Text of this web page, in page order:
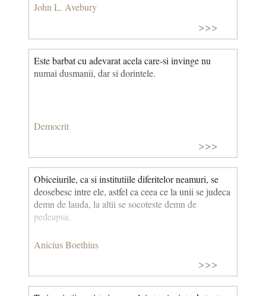
John L. Avebury
>>>
Este barbat cu adevarat acela care-si invinge nu
numai dusmanii, dar si dorintele.
Democrit
>>>
Obiceiurile, ca si institutiile diferitelor neamuri, se
deosebesc intre ele, astfel ca ceea ce la unii se judeca
demn de lauda, la altii se socoteste demn de
pedeapsa.
Anicius Boethius
>>>